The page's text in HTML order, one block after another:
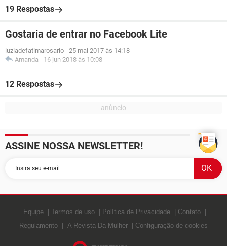
19 Respostas
Gostaria de entrar no Facebook Lite
luziadefatimarosario - 25 mai 2017 às 14:18
Amanda - 16 jun 2018 às 10:08
12 Respostas
ASSINE NOSSA NEWSLETTER!
Equipe Termos de uso Política de Privacidade
Contato
Regulamento
A Revista Da Mulher Configuração de cookies